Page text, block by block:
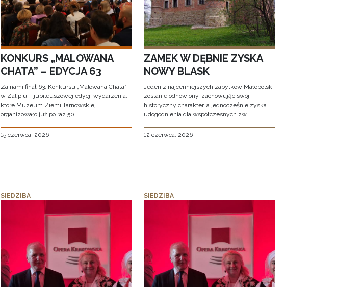
KONKURS „MALOWANA
CHATA” – EDYCJA 63
Za nami finał 63. Konkursu „Malowana Chata”
w Zalipiu – jubileuszowej edycji wydarzenia,
które Muzeum Ziemi Tarnowskiej
organizowało już po raz 50.
15 czerwca, 2026
ZAMEK W DĘBNIE ZYSKA
NOWY BLASK
Jeden z najcenniejszych zabytków Małopolski
zostanie odnowiony, zachowując swój
historyczny charakter, a jednocześnie zyska
udogodnienia dla współczesnych zw
12 czerwca, 2026
SIEDZIBA SIEDZIBA